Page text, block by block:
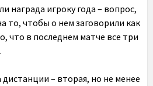
награда игроку года – вопрос,
то, чтобы о нем заговорили как
что в последнем матче все три
– вторая, но не менее